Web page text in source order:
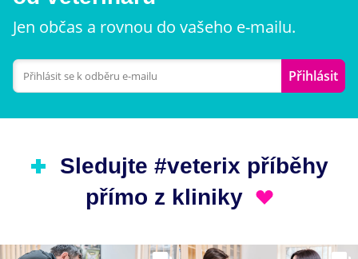
Jen občas a rovnou do vašeho e-mailu.
Přihlásit
Sledujte #veterix příběhy
přímo z kliniky